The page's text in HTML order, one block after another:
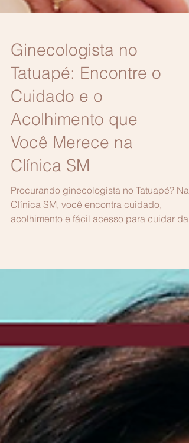
Ginecologista no
Tatuapé: Encontre o
Cuidado e o
Acolhimento que
Você Merece na
Clínica SM
Procurando ginecologista no Tatuapé? Na